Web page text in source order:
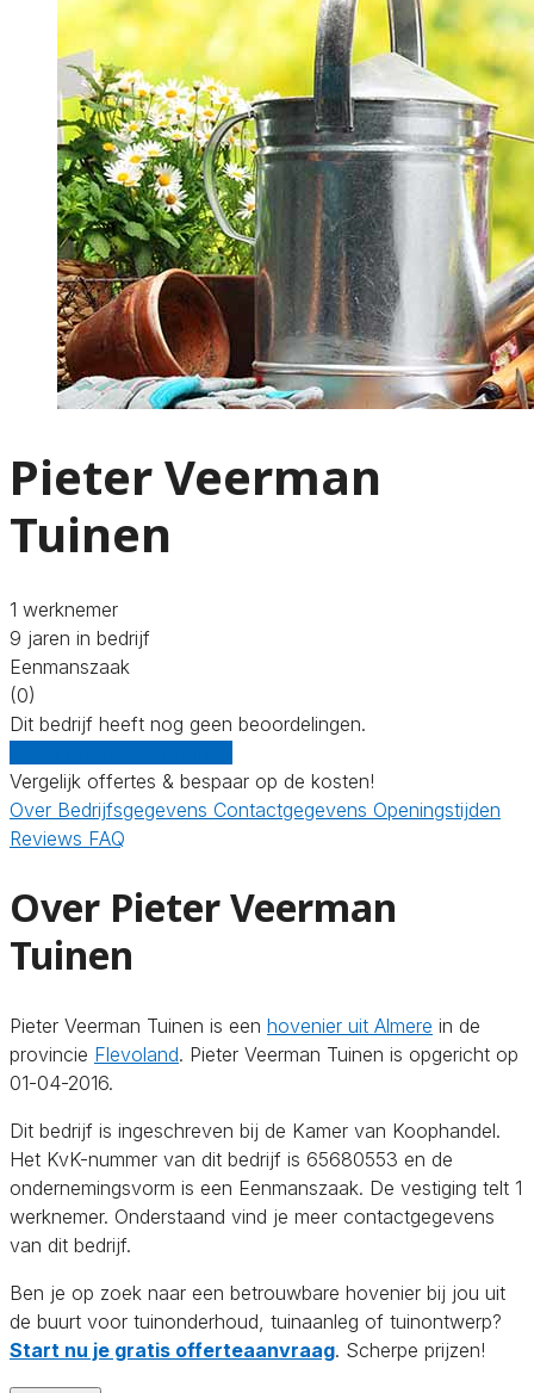
Pieter Veerman
Tuinen
1 werknemer
9 jaren in bedrijf
Eenmanszaak
(0)
Dit bedrijf heeft nog geen beoordelingen.
Vergelijk offertes & bespaar op de kosten!
Over Bedrijfsgegevens Contactgegevens Openingstijden
Reviews FAQ
Over Pieter Veerman
Tuinen
Pieter Veerman Tuinen is een hovenier uit Almere in de
provincie Flevoland. Pieter Veerman Tuinen is opgericht op
01-04-2016.
Dit bedrijf is ingeschreven bij de Kamer van Koophandel.
Het KvK-nummer van dit bedrijf is 65680553 en de
ondernemingsvorm is een Eenmanszaak. De vestiging telt 1
werknemer. Onderstaand vind je meer contactgegevens
van dit bedrijf.
Ben je op zoek naar een betrouwbare hovenier bij jou uit
de buurt voor tuinonderhoud, tuinaanleg of tuinontwerp?
Start nu je gratis offerteaanvraag. Scherpe prijzen!